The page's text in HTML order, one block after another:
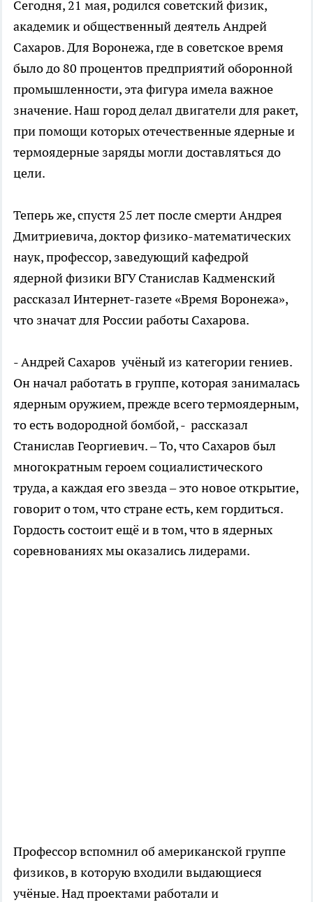
Сегодня, 21 мая, родился советский физик,
академик и общественный деятель Андрей
Сахаров. Для Воронежа, где в советское время
было до 80 процентов предприятий оборонной
промышленности, эта фигура имела важное
значение. Наш город делал двигатели для ракет,
при помощи которых отечественные ядерные и
термоядерные заряды могли доставляться до
цели.
Теперь же, спустя 25 лет после смерти Андрея
Дмитриевича, доктор физико-математических
наук, профессор, заведующий кафедрой
ядерной физики ВГУ Станислав Кадменский
рассказал Интернет-газете «Время Воронежа»,
что значат для России работы Сахарова.
- Андрей Сахаров учёный из категории гениев.
Он начал работать в группе, которая занималась
ядерным оружием, прежде всего термоядерным,
то есть водородной бомбой, - рассказал
Станислав Георгиевич. – То, что Сахаров был
многократным героем социалистического
труда, а каждая его звезда – это новое открытие,
говорит о том, что стране есть, кем гордиться.
Гордость состоит ещё и в том, что в ядерных
соревнованиях мы оказались лидерами.
Профессор вспомнил об американской группе
физиков, в которую входили выдающиеся
учёные. Над проектами работали и